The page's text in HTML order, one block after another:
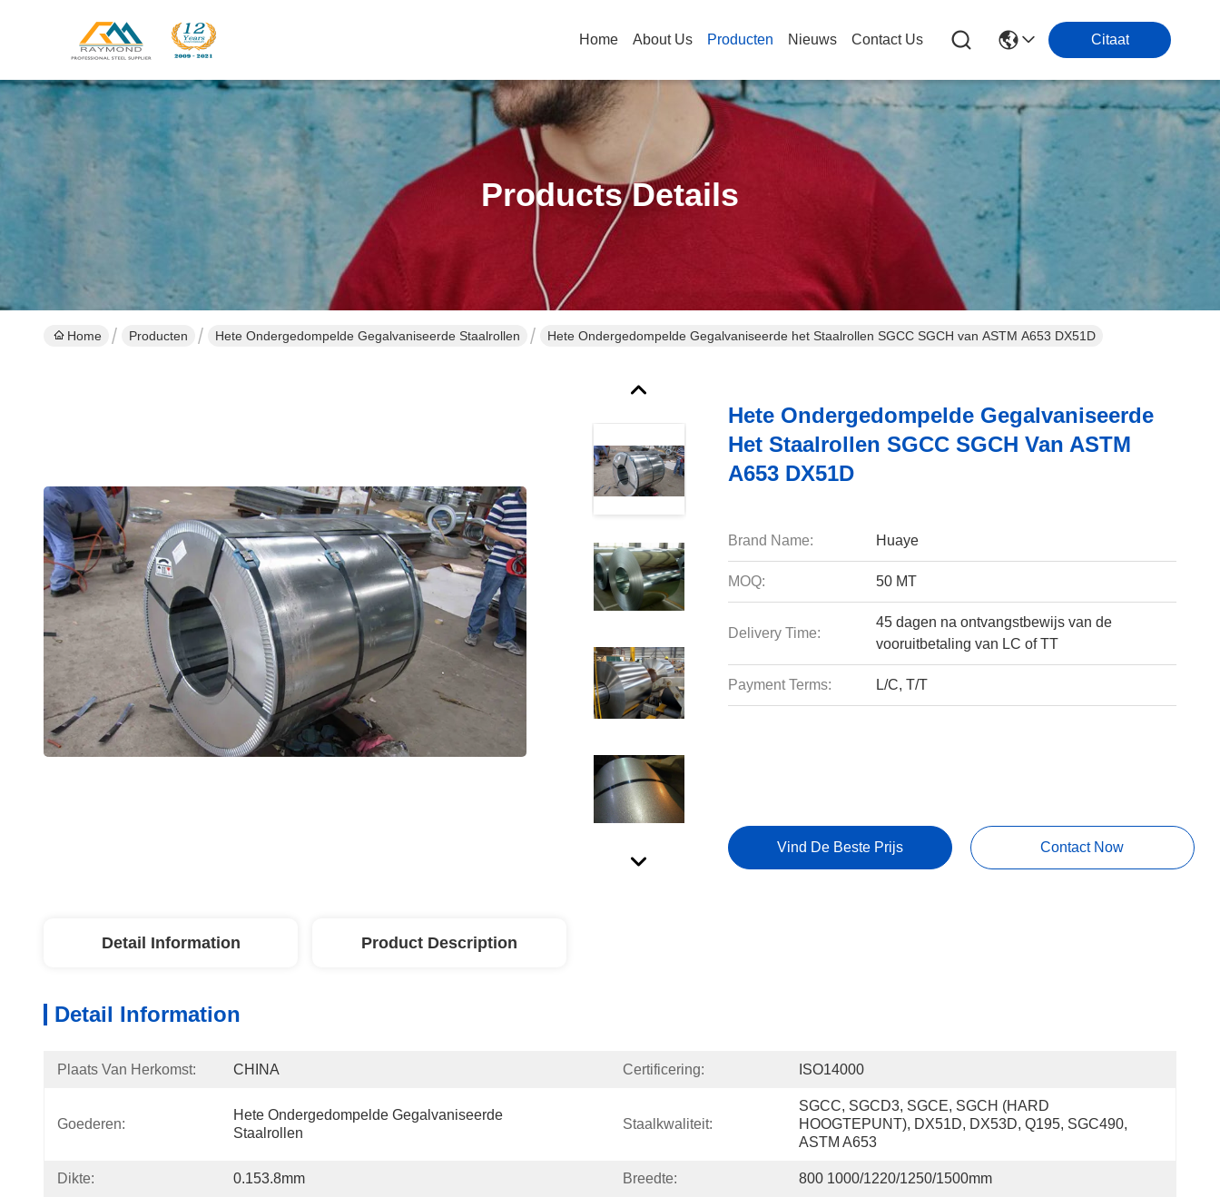
Home About Us Producten Nieuws Contact Us Citaat
Products Details
Home Producten Hete Ondergedompelde Gegalvaniseerde Staalrollen Hete Ondergedompelde Gegalvaniseerde het Staalrollen SGCC SGCH van ASTM A653 DX51D
Hete Ondergedompelde Gegalvaniseerde
Het Staalrollen SGCC SGCH Van ASTM
A653 DX51D
Brand Name: Huaye
MOQ: 50 MT
Delivery Time:
45 dagen na ontvangstbewijs van de
vooruitbetaling van LC of TT
Payment Terms: L/C, T/T
Vind De Beste Prijs Contact Now
Detail Information Product Description
Detail Information
Plaats Van Herkomst: CHINA Certificering: ISO14000
Goederen:
Hete Ondergedompelde Gegalvaniseerde
Staalrollen
Staalkwaliteit:
SGCC, SGCD3, SGCE, SGCH (HARD
HOOGTEPUNT), DX51D, DX53D, Q195, SGC490,
ASTM A653
Dikte: 0.153.8mm Breedte: 800 1000/1220/1250/1500mm